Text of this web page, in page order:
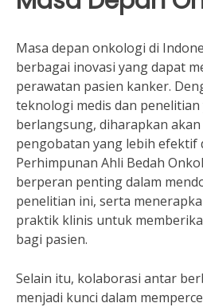
Masa depan onkologi di
berbagai inovasi yang dapat
perawatan pasien kanker.
teknologi medis dan
berlangsung, diharapkan
pengobatan yang lebih efektif
Perhimpunan Ahli Bedah
berperan penting dalam
penelitian ini, serta
praktik klinis untuk
bagi pasien.
Selain itu, kolaborasi antar
menjadi kunci dalam